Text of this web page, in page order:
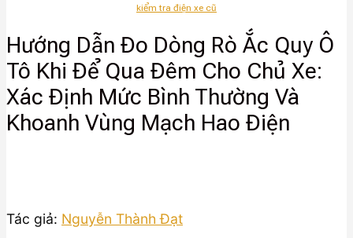
kiểm tra điện xe cũ
Hướng Dẫn Đo Dòng Rò Ắc Quy Ô
Tô Khi Để Qua Đêm Cho Chủ Xe:
Xác Định Mức Bình Thường Và
Khoanh Vùng Mạch Hao Điện
Tác giả: Nguyễn Thành Đạt